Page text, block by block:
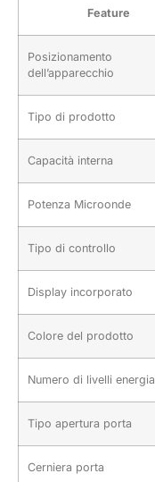
Feature
Posizionamento
dell’apparecchio
Tipo di prodotto
Capacità interna
Potenza Microonde
Tipo di controllo
Display incorporato
Colore del prodotto
Numero di livelli energia
Tipo apertura porta
Cerniera porta